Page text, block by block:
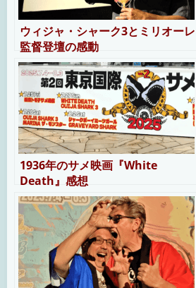
ウィジャ・シャーク3とミリオーレ
監督登壇の感動
1936年のサメ映画『White
Death』感想